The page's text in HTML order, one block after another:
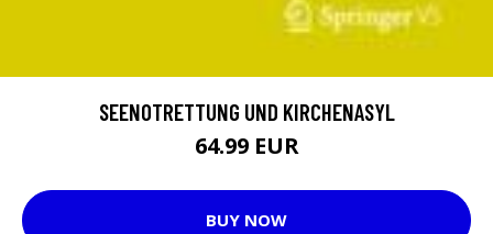
SEENOTRETTUNG UND KIRCHENASYL
64.99 EUR
BUY NOW